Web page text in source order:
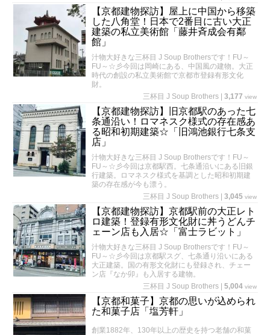
【京都建物探訪】屋上に中国から移築
した八角堂！日本で2番目に古い大正
建築の私立美術館「藤井斉成会有鄰
館」
汁物大好きな三杯目 J Soup Brothersです！FU～
FU～☆彡今回は岡崎にある、中国風の建物。大正
時代の創設の私立美術館で京都市登録有形文化
財。
三杯目 J Soup Brothers
3,177 view
【京都建物探訪】旧京都駅のあった七
条通沿い！ロマネスク様式の存在感あ
る昭和初期建築☆「旧鴻池銀行七条支
店」
汁物大好きな三杯目 J Soup Brothersです！FU～
FU～☆彡今回は京都駅西。七条通沿いにある旧銀
行建築。ロマネスク様式を基調とした昭和初期建
築の存在感が今も漂う。
三杯目 J Soup Brothers
3,045 view
【京都建物探訪】京都駅前の大正レト
ロ建築！登録有形文化財に丼うどんチ
ェーン店も入居☆「富士ラビット」
汁物大好きな三杯目 J Soup Brothersです！FU～
FU～☆彡今回は京都駅スグ、七条通り沿いにある
大正建築。国の有形文化財にも登録され、チェー
ン店『なか卯』も入居する建物。
三杯目 J Soup Brothers
5,004 view
【京都和菓子】京都の思いが込められ
た和菓子店「塩芳軒」
創業1882年、130年以上の歴史を持つ老舗の和菓